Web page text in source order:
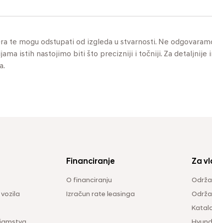
te mogu odstupati od izgleda u stvarnosti. Ne
istih nastojimo biti što precizniji i točniji. Za detaljnije
Financiranje
O financiranju
Izračun rate leasinga
Za